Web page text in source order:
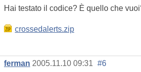
Hai testato il codice? È quello che
crossedalerts.zip
ferman 2005.11.10 09:31 #6